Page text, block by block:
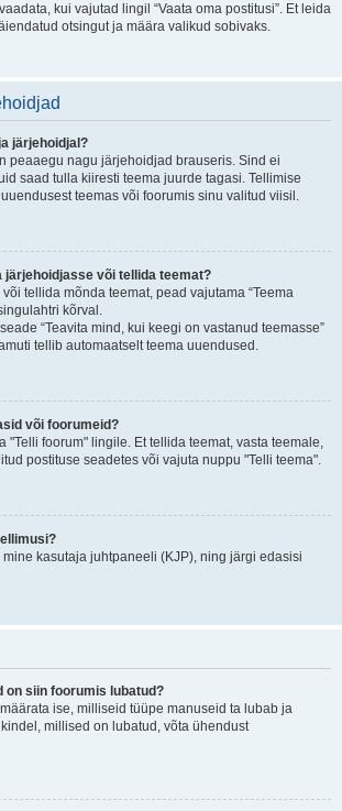
kui vajutad lingil “Vaata oma postitusi”. Et leida
otsingut ja määra valikud sobivaks.
järjehoidjal?
peaaegu nagu järjehoidjad brauseris. Sind ei
saad tulla kiiresti teema juurde tagasi. Tellimise
teemas või foorumis sinu valitud viisil.
järjehoidjasse või tellida teemat?
tellida mõnda teemat, pead vajutama “Teema
kõrval.
“Teavita mind, kui keegi on vastanud teemasse”
tellib automaatselt teema uuendused.
või foorumeid?
"Telli foorum" lingile. Et tellida teemat, vasta teemale,
postituse seadetes või vajuta nuppu "Telli teema".
kasutaja juhtpaneeli (KJP), ning järgi edasisi
on siin foorumis lubatud?
ise, milliseid tüüpe manuseid ta lubab ja
millised on lubatud, võta ühendust